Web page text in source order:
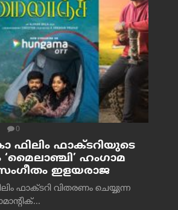
0
ഫിലിം ഫാക്ടറിയുടെ
‘മൈലാഞ്ചി’ ഹംഗാമ
സംഗീതം ഇളയരാജ
ഫാക്ടറി വിതരണം ചെയ്യുന്ന